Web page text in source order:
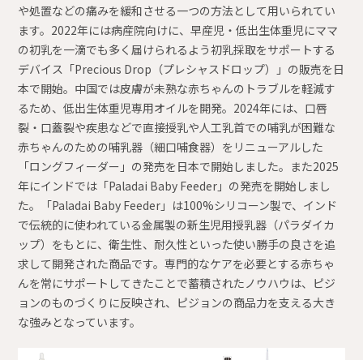
や処置などの痛みを緩和させる一つの方法として用いられてい
ます。2022年には病産院向けに、早産児・低出生体重児にママ
の初乳を一滴でも多く届けられるよう初乳採取をサポートする
デバイス「Precious Drop（プレシャスドロップ）」の販売を日
本で開始。中国では皮膚が未熟な赤ちゃんのトラブルを軽減す
るため、低出生体重児専用オイルを開発。2024年には、口唇
裂・口蓋裂や疾患などで直接授乳や人工乳首での哺乳が困難な
赤ちゃんのための哺乳器（細口哺食器）をリニューアルした
「ロングフィーダー」の発売を日本で開始しました。また2025
年にインドでは「Paladai Baby Feeder」の発売を開始しまし
た。「Paladai Baby Feeder」は100%シリコーン製で、インド
で伝統的に使われている金属製の新生児用授乳器（パラダイカ
ップ）をもとに、衛生性、耐久性といった使い勝手の良さを追
求して開発された商品です。専門的なケアを必要とする赤ちゃ
んを常にサポートしてきたことで蓄積されたノウハウは、ピジ
ョンのものづくりに反映され、ピジョンの商品力を支える大き
な強みとなっています。